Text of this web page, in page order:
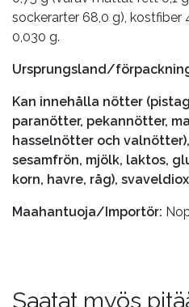
sockerarter 68,0 g), kostfiber
0,030 g.
Ursprungsland/
Kan innehålla nötter
paranötter, pekannötter,
hasselnötter och
sesamfrön, mjölk, laktos,
korn, havre, råg),
Maahantuoja/Importör:
Saatat myös